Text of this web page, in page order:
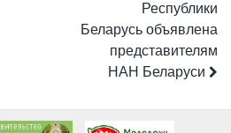
Республики
Беларусь объявлена
представителям
НАН Беларуси